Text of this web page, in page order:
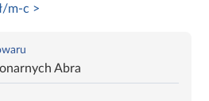
m-c >
Abra